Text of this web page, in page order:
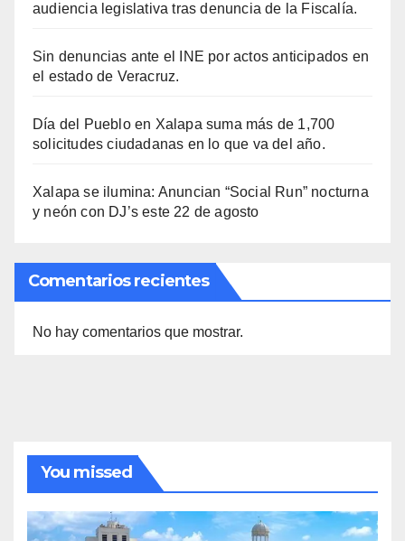
audiencia legislativa tras denuncia de la Fiscalía.
Sin denuncias ante el INE por actos anticipados en
el estado de Veracruz.
Día del Pueblo en Xalapa suma más de 1,700
solicitudes ciudadanas en lo que va del año.
Xalapa se ilumina: Anuncian “Social Run” nocturna
y neón con DJ’s este 22 de agosto
Comentarios recientes
No hay comentarios que mostrar.
You missed